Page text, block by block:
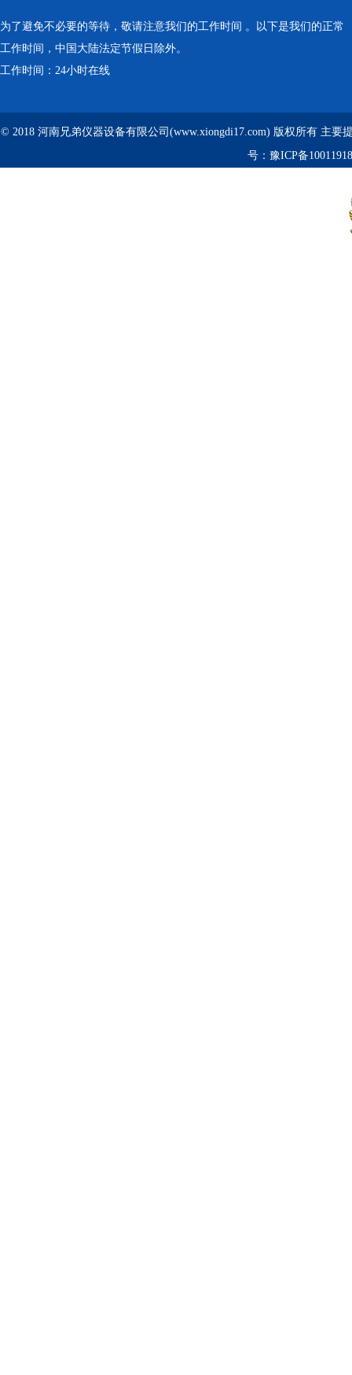
为了避免不必要的等待，敬请注意我们的工作时间 。以下是我们的正常
工作时间，中国大陆法定节假日除外。
工作时间：24小时在线
© 2018 河南兄弟仪器设备有限公司(www.xiongdi17.com) 版权所有 主要
号： 豫ICP备